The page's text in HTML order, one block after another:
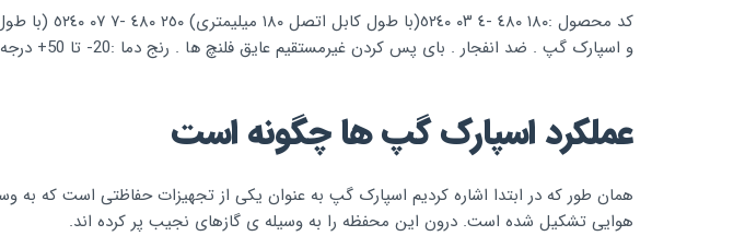
و اﺳﭙﺎرک ﮔﭗ . ﺿﺪ اﻧﻔﺠﺎر . ﺑﺎی ﭘﺲ ﮐﺮدن ﻏﯿﺮﻣﺴﺘﻘﯿﻢ ﻋﺎﯾﻖ ﻓﻠﻨﭻ ھﺎ . رﻧﺞ دﻣﺎ :20- تا 50+ درجه سانتی گراد
عملکرد اسپارک گپ ها چگونه است
همان طور که در ابتدا اشاره کردیم اسپارک گپ به عنوان یکی از تجهیزات حفاظتی است که
هوایی تشکیل شده است. درون این محفظه را به وسیله ی گازهای نجیب پر کرده اند.